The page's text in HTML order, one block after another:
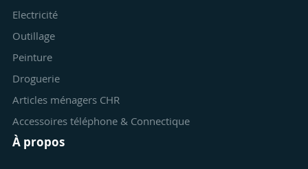
Electricité
Outillage
Peinture
Droguerie
Articles ménagers CHR
Accessoires téléphone & Connectique
À propos